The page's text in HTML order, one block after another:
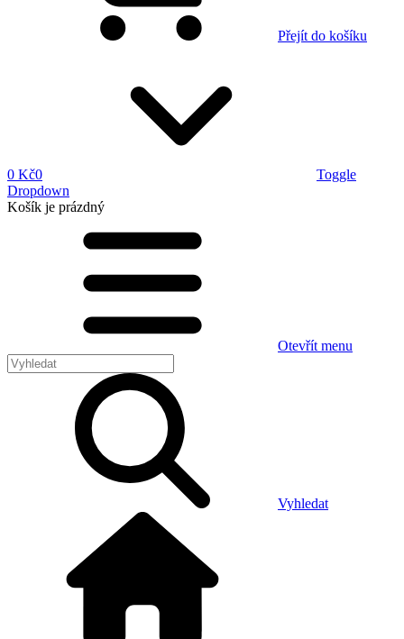
Přejít do košíku
0 Kč0
Toggle
Dropdown
Košík je prázdný
Otevřít menu
Vyhledat